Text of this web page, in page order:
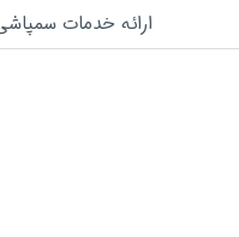
به
ارائه خدمات